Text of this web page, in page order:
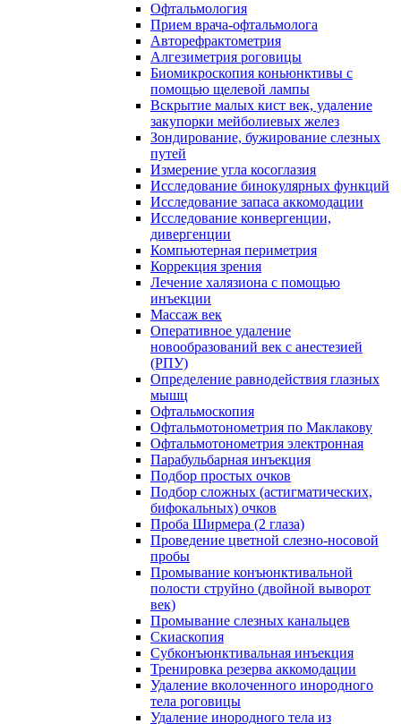
Офтальмология
Прием врача-офтальмолога
Авторефрактометрия
Алгезиметрия роговицы
Биомикроскопия коньюнктивы с
помощью щелевой лампы
Вскрытие малых кист век, удаление
закупорки мейболиевых желез
Зондирование, бужирование слезных
путей
Измерение угла косоглазия
Исследование бинокулярных функций
Исследование запаса аккомодации
Исследование конвергенции,
дивергенции
Компьютерная периметрия
Коррекция зрения
Лечение халязиона с помощью
инъекции
Массаж век
Оперативное удаление
новообразований век с анестезией
(РПУ)
Определение равнодействия глазных
мышц
Офтальмоскопия
Офтальмотонометрия по Маклакову
Офтальмотонометрия электронная
Парабульбарная инъекция
Подбор простых очков
Подбор сложных (астигматических,
бифокальных) очков
Проба Ширмера (2 глаза)
Проведение цветной слезно-носовой
пробы
Промывание конъюнктивальной
полости струйно (двойной выворот
век)
Промывание слезных канальцев
Скиаскопия
Субконъюнктивальная инъекция
Тренировка резерва аккомодации
Удаление вколоченного инородного
тела роговицы
Удаление инородного тела из